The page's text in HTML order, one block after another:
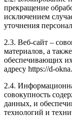
прекращение
исключением
уточнения
2.3. Веб-сайт –
материалов, а
обеспечивающих
адресу https://d-
2.4.
совокупность
данных, и
технологий и